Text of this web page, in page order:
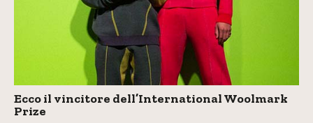
Ecco il vincitore dell’International Woolmark
Prize